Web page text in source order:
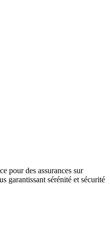
pour des assurances sur
garantissant sérénité et sécurité